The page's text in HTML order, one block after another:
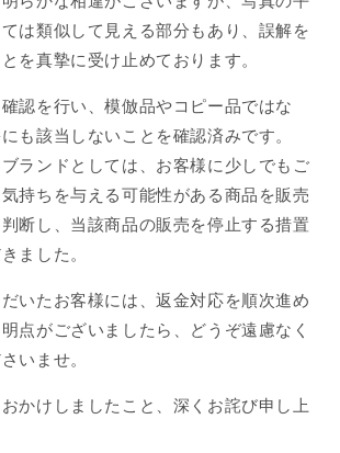
は類似して見える部分もあり、誤解を
を真摯に受け止めております。
認を行い、模倣品やコピー品ではな
も該当しないことを確認済みです。
ランドとしては、お客様に少しでもご
持ちを与える可能性がある商品を販売
断し、当該商品の販売を停止する措置
ました。
いたお客様には、返金対応を順次進め
点がございましたら、どうぞ遠慮なく
いませ。
かけしましたこと、深くお詫び申し上